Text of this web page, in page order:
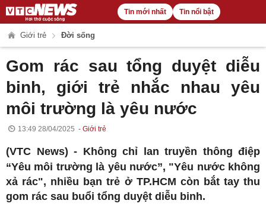
Tin mới nhất Tin nổi bật
Giới trẻ Đời sống
Gom rác sau tổng duyệt diễu
binh, giới trẻ nhắc nhau yêu
môi trường là yêu nước
13:49 28/04/2025 Giới trẻ
(VTC News) - Không chỉ lan truyền thông điệp
“Yêu môi trường là yêu nước”, "Yêu nước không
xả rác", nhiều bạn trẻ ở TP.HCM còn bắt tay thu
gom rác sau buổi tổng duyệt diễu binh.